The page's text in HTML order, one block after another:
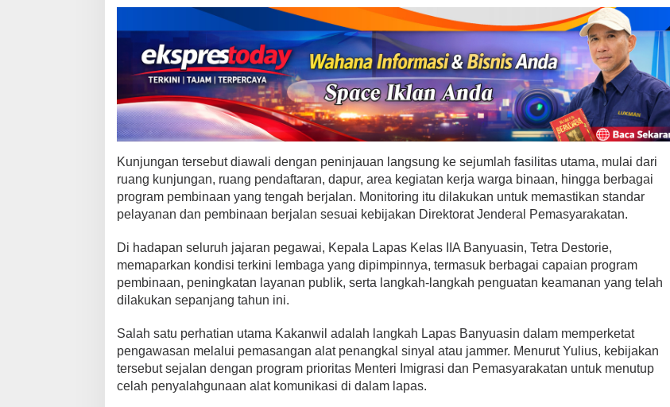
n
w
i
l
P
e
a
s
y
a
a
t
a
S
u
m
s
Kunjungan tersebut diawali dengan peninjauan langsung ke sejumlah fasilitas utama, mulai dari
ruang kunjungan, ruang pendaftaran, dapur, area kegiatan kerja warga binaan, hingga berbagai
program pembinaan yang tengah berjalan. Monitoring itu dilakukan untuk memastikan standar
pelayanan dan pembinaan berjalan sesuai kebijakan Direktorat Jenderal Pemasyarakatan.
Di hadapan seluruh jajaran pegawai, Kepala Lapas Kelas IIA Banyuasin, Tetra Destorie,
memaparkan kondisi terkini lembaga yang dipimpinnya, termasuk berbagai capaian program
pembinaan, peningkatan layanan publik, serta langkah-langkah penguatan keamanan yang telah
dilakukan sepanjang tahun ini.
Salah satu perhatian utama Kakanwil adalah langkah Lapas Banyuasin dalam memperketat
pengawasan melalui pemasangan alat penangkal sinyal atau jammer. Menurut Yulius, kebijakan
tersebut sejalan dengan program prioritas Menteri Imigrasi dan Pemasyarakatan untuk menutup
celah penyalahgunaan alat komunikasi di dalam lapas.